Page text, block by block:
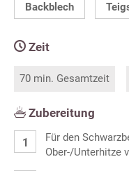
Backblech
Zeit
70 min. Gesamtzeit
Zubereitung
Für den
Ober-/Unterhitze